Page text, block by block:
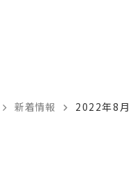
新着情報 2022年8月